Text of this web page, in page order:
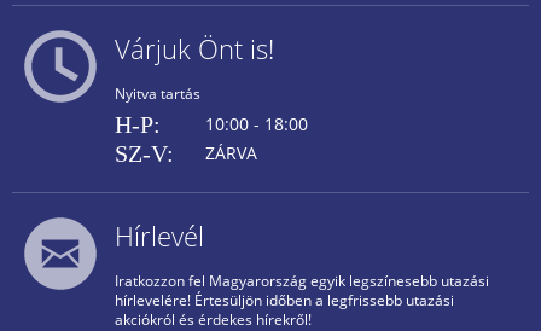
Várjuk Önt is!
Nyitva tartás
H-P: 10:00 - 18:00
SZ-V: ZÁRVA
Hírlevél
Iratkozzon fel Magyarország egyik legszínesebb utazási
hírlevelére! Értesüljön időben a legfrissebb utazási
akciókról és érdekes hírekről!